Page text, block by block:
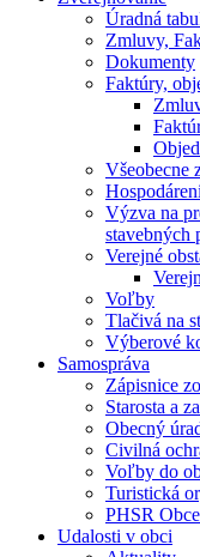
Úradná
Zmluvy,
Dokumenty
Faktúry,
Všeobecne
Výzva na
stavebných
Verejné
Voľby
Tlačivá na
Výberové
Samospráva
Zápisnice
Starosta a
Obecný
Civilná
Voľby do
Turistická
PHSR
Udalosti v obci